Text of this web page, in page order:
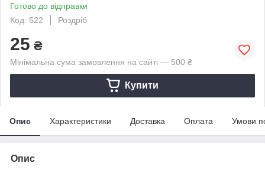
Готово до відправки
Код: 522
Роздріб
25 ₴
Мінімальна сума замовлення на сайті — 500 ₴
Купити
Опис Характеристики Доставка Оплата Умови
Опис